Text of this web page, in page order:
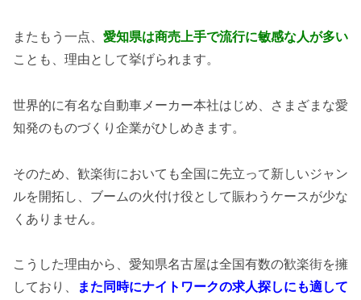
またもう一点、 愛知県は商売上手で流行に敏感な人が多い
ことも、理由として挙げられます。
世界的に有名な自動車メーカー本社はじめ、さまざまな愛
知発のものづくり企業がひしめきます。
そのため、歓楽街においても全国に先立って新しいジャン
ルを開拓し、ブームの火付け役として賑わうケースが少な
くありません。
こうした理由から、愛知県名古屋は全国有数の歓楽街を擁
しており、
また同時にナイトワークの求人探しにも適して